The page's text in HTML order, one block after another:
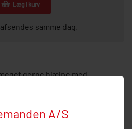
A/S
Læg i kurv
samme dag.
gerne hjælpe med